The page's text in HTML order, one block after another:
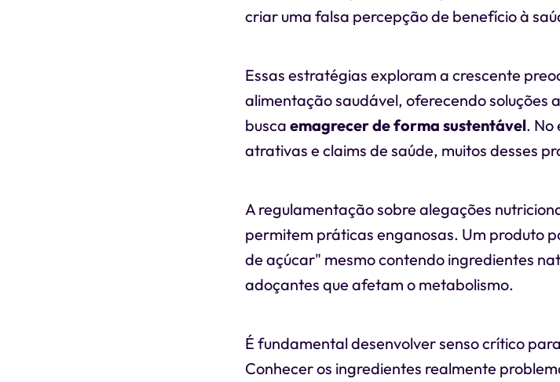
criar uma falsa percepção de benefício à
Essas estratégias exploram a crescente
alimentação saudável, oferecendo
busca emagrecer de forma sustentável. No
atrativas e claims de saúde, muitos desses
A regulamentação sobre alegações
permitem práticas enganosas. Um produto
de açúcar" mesmo contendo ingredientes
adoçantes que afetam o metabolismo.
É fundamental desenvolver senso crítico
Conhecer os ingredientes realmente